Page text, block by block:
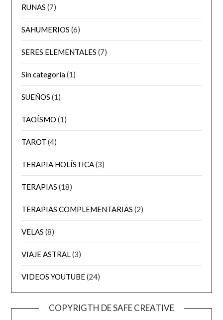
RUNAS (7)
SAHUMERIOS (6)
SERES ELEMENTALES (7)
Sin categoría(1)
SUEÑOS (1)
TAOÍSMO (1)
TAROT (4)
TERAPIA HOLÍSTICA(3)
TERAPIAS (18)
TERAPIAS COMPLEMENTARIAS (2)
VELAS (8)
VIAJE ASTRAL(3)
VIDEOS YOUTUBE(24)
COPYRIGTH DE SAFE CREATIVE